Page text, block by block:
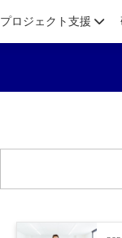
プロジェクト支援